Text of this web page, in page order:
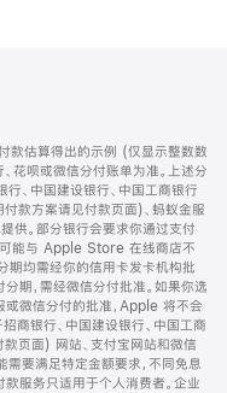
款估算得出的示例 (仅显示整数数
花呗或微信分付账单为准。上述分
、中国建设银行、中国工商银行
款方案请见付款页面)、蚂蚁金服
供。部分银行会要求你通过支付
能与 Apple Store 在线商店不
期均需经你的信用卡发卡机构批
期，需经微信分付批准。如果你选
或微信分付的批准，Apple 将不会
商银行、中国建设银行、中国工商
页面) 网站、支付宝网站和微信
需要满足特定金额要求，不同免息
服务只适用于个人消费者。企业